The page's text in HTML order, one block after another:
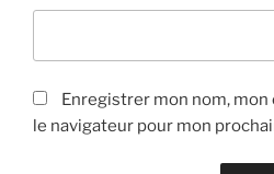
Enregistrer mon nom,
le navigateur pour mon